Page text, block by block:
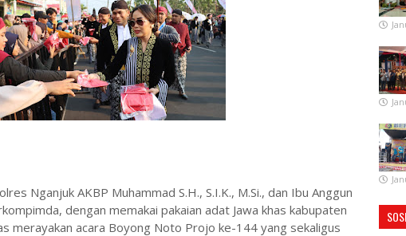
Nganjuk AKBP Muhammad S.H., S.I.K., M.Si., dan Ibu Anggun
dengan memakai pakaian adat Jawa khas kabupaten
merayakan acara Boyong Noto Projo ke-144 yang sekaligus